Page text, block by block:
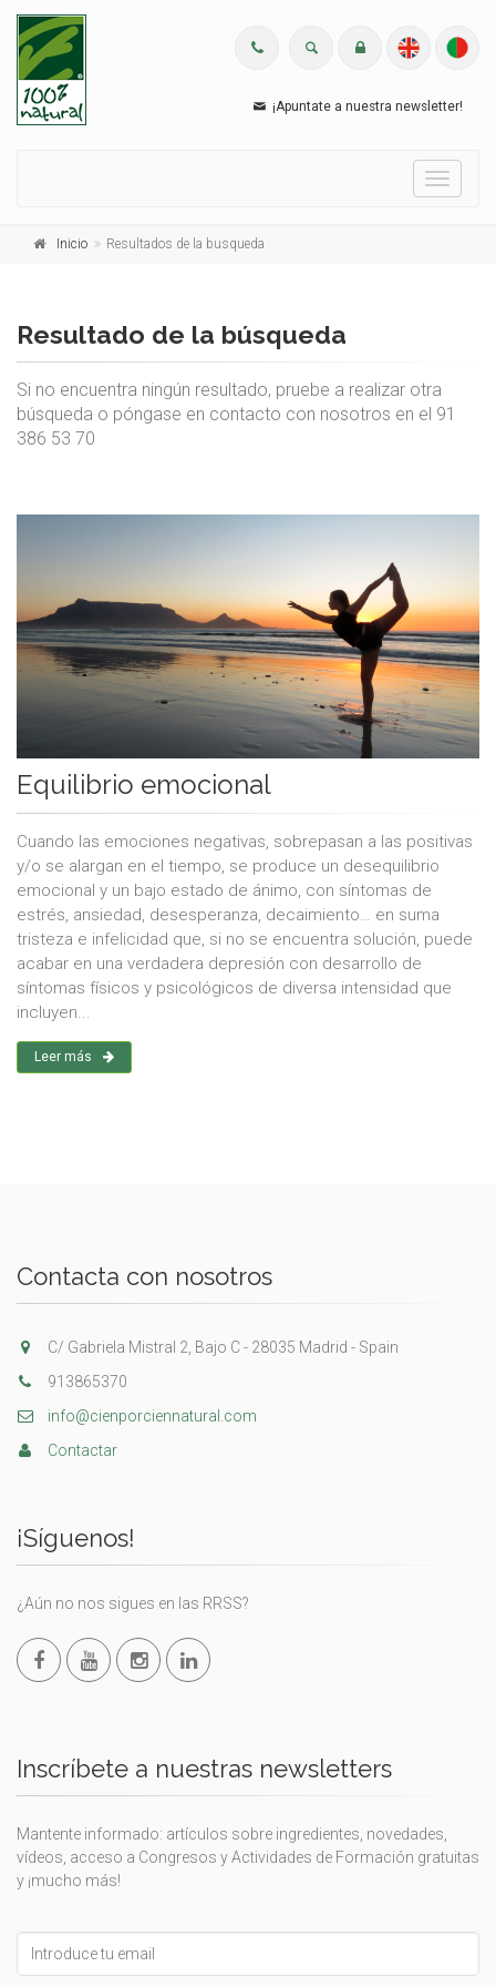
¡Apuntate a nuestra newsletter!
Menu
Inicio Resultados de la busqueda
Resultado de la búsqueda
Si no encuentra ningún resultado, pruebe a realizar otra
búsqueda o póngase en contacto con nosotros en el 91
386 53 70
Equilibrio emocional
Cuando las emociones negativas, sobrepasan a las positivas
y/o se alargan en el tiempo, se produce un desequilibrio
emocional y un bajo estado de ánimo, con síntomas de
estrés, ansiedad, desesperanza, decaimiento… en suma
tristeza e infelicidad que, si no se encuentra solución, puede
acabar en una verdadera depresión con desarrollo de
síntomas físicos y psicológicos de diversa intensidad que
incluyen...
Leer más
Contacta con nosotros
C/ Gabriela Mistral 2, Bajo C - 28035 Madrid - Spain
913865370
info@cienporciennatural.com
Contactar
¡Síguenos!
¿Aún no nos sigues en las RRSS?
Inscríbete a nuestras newsletters
Mantente informado: artículos sobre ingredientes, novedades,
vídeos, acceso a Congresos y Actividades de Formación gratuitas
y ¡mucho más!
this
field